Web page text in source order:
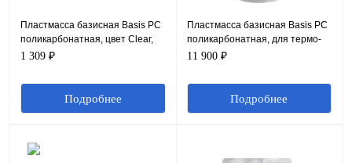
Пластмасса базисная Basis PC
поликарбонатная, цвет Clear,
100 г.
1 309 ₽
Подробнее
Пластмасса базисная Basis PC
поликарбонатная, для термо-
пресса, цвет Marble Pink, 1 кг.
11 900 ₽
Подробнее